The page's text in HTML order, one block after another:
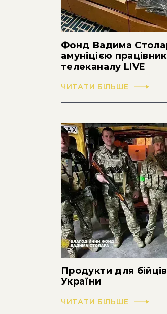
Фонд Вадима
амуніцією
телеканалу LIVE
ЧИТАТИ БІЛЬШЕ
Продукти для
України
ЧИТАТИ БІЛЬШЕ